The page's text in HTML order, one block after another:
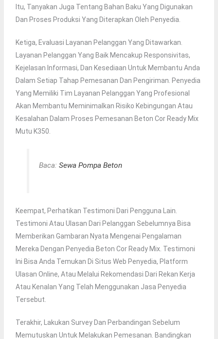
Itu, Tanyakan Juga Tentang Bahan Baku Yang Digunakan
Dan Proses Produksi Yang Diterapkan Oleh Penyedia.
Ketiga, Evaluasi Layanan Pelanggan Yang Ditawarkan.
Layanan Pelanggan Yang Baik Mencakup Responsivitas,
Kejelasan Informasi, Dan Kesediaan Untuk Membantu Anda
Dalam Setiap Tahap Pemesanan Dan Pengiriman. Penyedia
Yang Memiliki Tim Layanan Pelanggan Yang Profesional
Akan Membantu Meminimalkan Risiko Kebingungan Atau
Kesalahan Dalam Proses Pemesanan Beton Cor Ready Mix
Mutu K350.
Baca: Sewa Pompa Beton
Keempat, Perhatikan Testimoni Dari Pengguna Lain.
Testimoni Atau Ulasan Dari Pelanggan Sebelumnya Bisa
Memberikan Gambaran Nyata Mengenai Pengalaman
Mereka Dengan Penyedia Beton Cor Ready Mix. Testimoni
Ini Bisa Anda Temukan Di Situs Web Penyedia, Platform
Ulasan Online, Atau Melalui Rekomendasi Dari Rekan Kerja
Atau Kenalan Yang Telah Menggunakan Jasa Penyedia
Tersebut.
Terakhir, Lakukan Survey Dan Perbandingan Sebelum
Memutuskan Untuk Melakukan Pemesanan. Bandingkan